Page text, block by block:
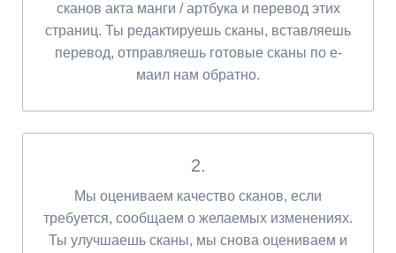
сканов акта манги / артбука и перевод этих
страниц. Ты редактируешь сканы, вставляешь
перевод, отправляешь готовые сканы по е-
маил нам обратно.
2.
Мы оцениваем качество сканов, если
требуется, сообщаем о желаемых изменениях.
Ты улучшаешь сканы, мы снова оцениваем и